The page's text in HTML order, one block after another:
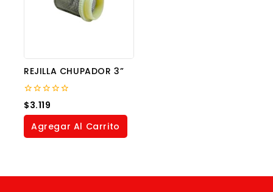
REJILLA CHUPADOR 3”
0
out
of
$3.119
Agregar Al Carrito